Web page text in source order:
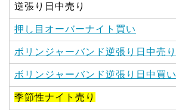
逆張り日中売り
押し目オーバーナイト買い
ボリンジャーバンド逆張り日中売り
ボリンジャーバンド逆張り日中買い
季節性ナイト売り